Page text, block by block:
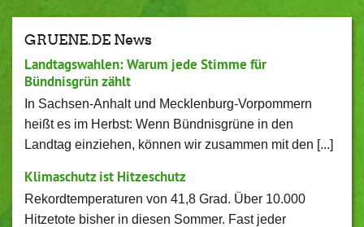
GRUENE.DE News
Landtagswahlen: Warum jede Stimme für
Bündnisgrün zählt
In Sachsen-Anhalt und Mecklenburg-Vorpommern
heißt es im Herbst: Wenn Bündnisgrüne in den
Landtag einziehen, können wir zusammen mit den [...]
Klimaschutz ist Hitzeschutz
Rekordtemperaturen von 41,8 Grad. Über 10.000
Hitzetote bisher in diesen Sommer. Fast jeder